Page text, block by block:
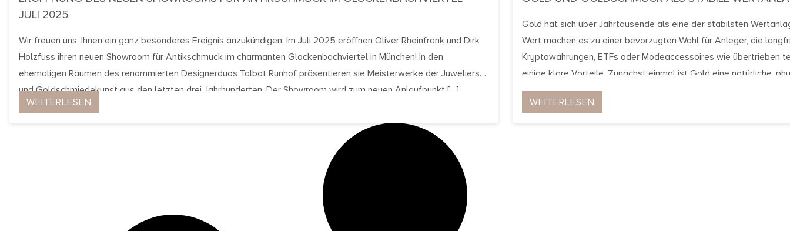
JULI 2025
Wir freuen uns, Ihnen ein ganz besonderes Ereignis anzukündigen: Im Juli 2025 eröffnen Oliver Rheinfrank und Dirk
Holzfuss ihren neuen Showroom für Antikschmuck im charmanten Glockenbachviertel in München! In den
ehemaligen Räumen des renommierten Designerduos Talbot Runhof präsentieren sie Meisterwerke der Juweliers-
und Goldschmiedekunst aus den letzten drei Jahrhunderten. Der Showroom wird zum neuen Anlaufpunkt […]
WEITERLESEN
Gold hat sich über Jahrtausende als eine der stabilsten
Wert machen es zu einer bevorzugten Wahl für Anleger, die
Kryptowährungen, ETFs oder Modeaccessoires wie übertrieben
einige klare Vorteile. Zunächst einmal ist Gold eine natürliche,
WEITERLESEN